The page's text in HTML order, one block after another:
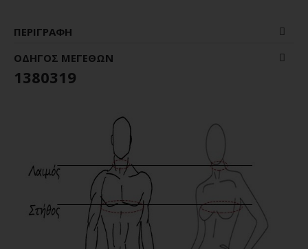
ΠΕΡΙΓΡΑΦΉ
ΟΔΗΓΌΣ ΜΕΓΕΘΏΝ
1380319